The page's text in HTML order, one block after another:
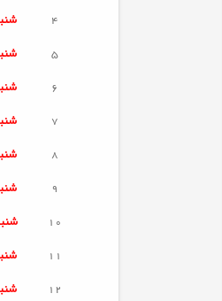
4
5
6
7
8
9
10
11
12